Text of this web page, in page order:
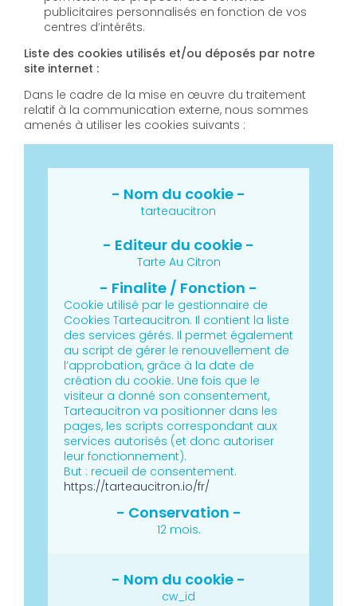
publicitaires personnalisés en fonction de vos
centres d’intérêts.
Liste des cookies utilisés et/ou déposés par notre
site internet :
Dans le cadre de la mise en œuvre du traitement
relatif à la communication externe, nous sommes
amenés à utiliser les cookies suivants :
tarteaucitron
Tarte Au Citron
Cookie utilisé par le gestionnaire de
Cookies Tarteaucitron. Il contient la liste
des services gérés. Il permet également
au script de gérer le renouvellement de
l’approbation, grâce à la date de
création du cookie. Une fois que le
visiteur a donné son consentement,
Tarteaucitron va positionner dans les
pages, les scripts correspondant aux
services autorisés (et donc autoriser
leur fonctionnement).
But : recueil de consentement.
https://tarteaucitron.io/fr/
12 mois.
cw_id